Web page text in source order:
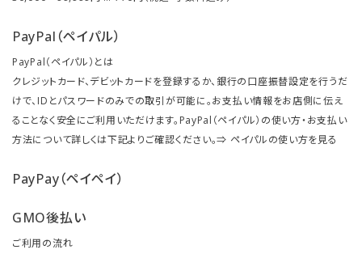
PayPal（ペイパル）
PayPal（ペイパル）とは
クレジットカード、デビットカードを登録するか、銀行の口座振替設定を行うだ
けで、IDとパスワードのみでの取引が可能に。お支払い情報をお店側に伝え
ることなく安全にご利用いただけます。PayPal（ペイパル）の使い方・お支払い
方法について詳しくは下記よりご確認ください。⇒ ペイパルの使い方を見る
PayPay（ペイペイ）
GMO後払い
ご利用の流れ